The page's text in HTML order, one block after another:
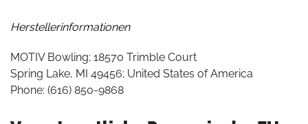
Herstellerinformationen
MOTIV Bowling; 18570 Trimble Court
Spring Lake, MI 49456; United States of America
Phone: (616) 850-9868